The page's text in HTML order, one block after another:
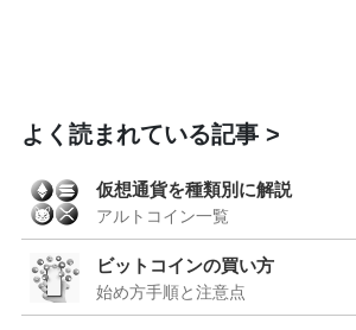
よく読まれている記事
仮想通貨を種類別に解説
アルトコイン一覧
ビットコインの買い方
始め方手順と注意点